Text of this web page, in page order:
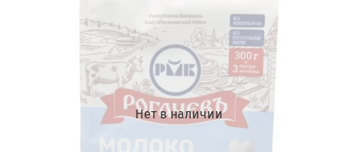
Нет в наличии